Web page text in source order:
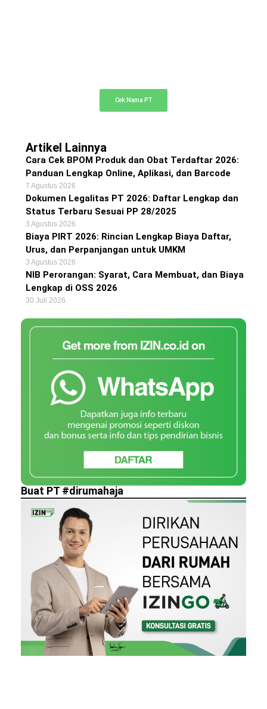
Cek Nama PT
Artikel Lainnya
Cara Cek BPOM Produk dan Obat Terdaftar 2026:
Panduan Lengkap Online, Aplikasi, dan Barcode
7 Agustus 2026
Dokumen Legalitas PT 2026: Daftar Lengkap dan
Status Terbaru Sesuai PP 28/2025
3 Agustus 2026
Biaya PIRT 2026: Rincian Lengkap Biaya Daftar,
Urus, dan Perpanjangan untuk UMKM
3 Agustus 2026
NIB Perorangan: Syarat, Cara Membuat, dan Biaya
Lengkap di OSS 2026
30 Juli 2026
Buat PT #dirumahaja